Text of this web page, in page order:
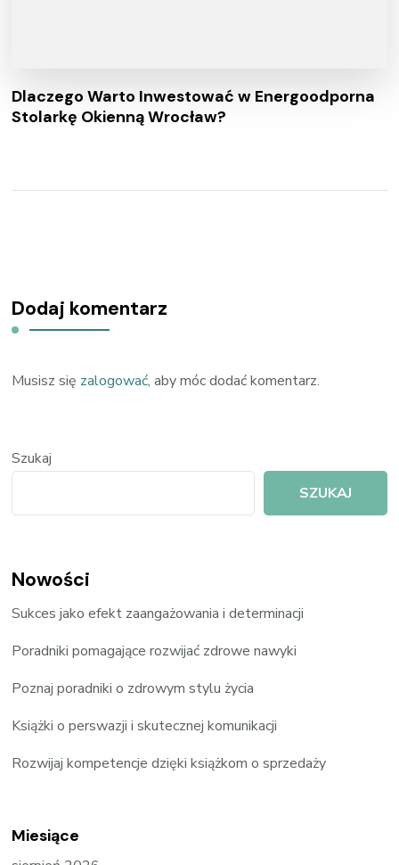
Dlaczego Warto Inwestować w Energoodporna
Stolarkę Okienną Wrocław?
Dodaj komentarz
Musisz się zalogować, aby móc dodać komentarz.
Szukaj
SZUKAJ
Nowości
Sukces jako efekt zaangażowania i determinacji
Poradniki pomagające rozwijać zdrowe nawyki
Poznaj poradniki o zdrowym stylu życia
Książki o perswazji i skutecznej komunikacji
Rozwijaj kompetencje dzięki książkom o sprzedaży
Miesiące